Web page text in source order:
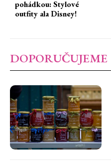
pohádkou: Stylové
outfity ala Disney!
DOPORUČUJEME